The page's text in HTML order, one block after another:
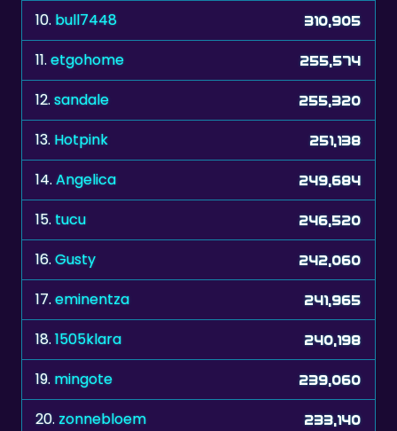
10. bull7448 310,905
11.etgohome 255,574
12.sandale 255,320
13. Hotpink 251,138
14.Angelica 249,684
15.tucu 246,520
16.Gusty 242,060
17.eminentza 241,965
18.1505klara 240,198
19. mingote 239,060
20.zonnebloem 233,140